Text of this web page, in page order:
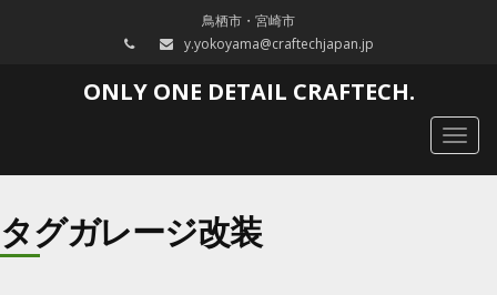
鳥栖市・宮崎市
y.yokoyama@craftechjapan.jp
ONLY ONE DETAIL CRAFTECH.
タグガレージ改装